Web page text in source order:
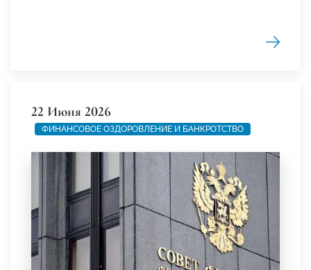
22 Июня 2026
ФИНАНСОВОЕ ОЗДОРОВЛЕНИЕ И БАНКРОТСТВО